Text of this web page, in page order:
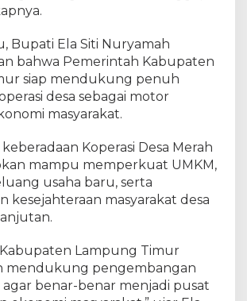
Bupati Ela Siti Nuryamah
bahwa Pemerintah Kabupaten
siap mendukung penuh
desa sebagai motor
masyarakat.
Koperasi Desa Merah
mampu memperkuat UMKM,
usaha baru, serta
kesejahteraan masyarakat desa
Lampung Timur
mendukung pengembangan
agar benar-benar menjadi pusat